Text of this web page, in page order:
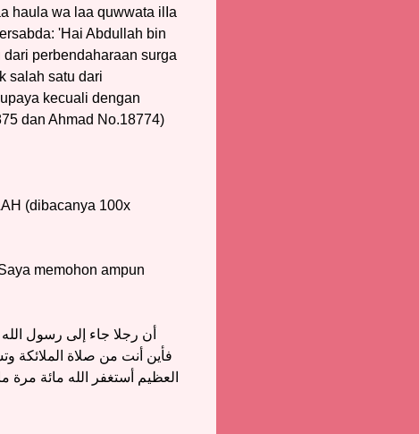
haula wa laa quwwata ilIa
'Hai Abdullah bin
perbendaharaan surga
salah satu dari
kecuali dengan
dan Ahmad No.18774)
(dibacanya 100x
memohon ampun
أن رجلا جاء إلى رسول
فأين أنت من صلاة الملائكة
العظيم أستغفر الله مائة